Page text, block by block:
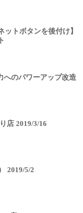
ットボタンを後付け】
へのパワーアップ改造
店 2019/3/16
2019/5/2